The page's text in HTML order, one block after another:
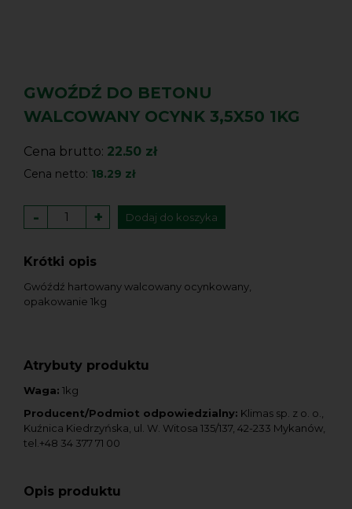
GWOŹDŹ DO BETONU
WALCOWANY OCYNK 3,5X50 1KG
Cena brutto: 22.50 zł
Cena netto: 18.29 zł
- + Dodaj do koszyka
Krótki opis
Gwóźdź hartowany walcowany ocynkowany,
opakowanie 1kg
Atrybuty produktu
Waga: 1kg
Producent/Podmiot odpowiedzialny: Klimas sp. z o. o.,
Kuźnica Kiedrzyńska, ul. W. Witosa 135/137, 42-233 Mykanów,
tel.+48 34 377 71 00
Opis produktu